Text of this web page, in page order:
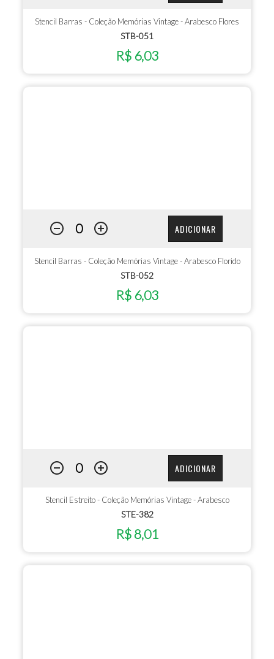
Stencil Barras - Coleção Memórias Vintage - Arabesco Flores
STB-051
R$ 6,03
ADICIONAR
Stencil Barras - Coleção Memórias Vintage - Arabesco Florido
STB-052
R$ 6,03
ADICIONAR
Stencil Estreito - Coleção Memórias Vintage - Arabesco
STE-382
R$ 8,01